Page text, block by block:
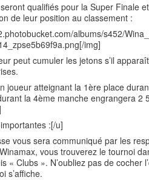
qualifiés pour la Super Finale
de leur position au classement :
albums/s452/
img]
peut cumuler les jetons s’il
joueur atteignant la 1ère place
la 4ème manche engrangera 2
:[/u]
vous sera communiqué par les
vous trouverez le tournoi
« Clubs ». N’oubliez pas de cocher
s’affiche.